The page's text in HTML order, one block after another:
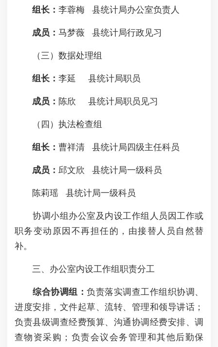
组长： 李蓉梅 县统计局办公室负责人
成员： 马梦薇 县统计局行政见习
（三）数据处理组
组长： 李延 县统计局职员
成员： 陈欣 县统计局职员见习
（四）执法检查组
组长： 曹祥清 县统计局四级主任科员
成员： 邱文欣 县统计局一级科员
陈莉瑶 县统计局一级科员
协调小组办公室及内设工作组人员因工作或
职务变动原因不再担任的，由接替人员自然替
补。
三、办公室内设工作组职责分工
综合协调组： 负责落实调查工作组织协调、
进度安排，文件起草、流转、管理和领导讲话；
负责县级调查经费预算、沟通协调经费安排、调
查物资采购；负责会议会务管理和其他后勤保